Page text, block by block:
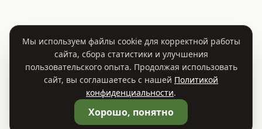
Мы используем файлы cookie для корректной работы
сайта, сбора статистики и улучшения
пользовательского опыта. Продолжая использовать
сайт, вы соглашаетесь с нашей Политикой
конфиденциальности.
Хорошо, понятно
🛒Корзина